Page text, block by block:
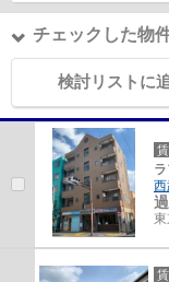
チェックした物
検討リストに
西